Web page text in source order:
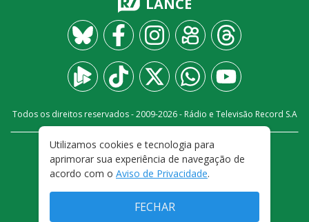
LANCE
Todos os direitos reservados - 2009-2026- Rádio e Televisão Record S.A
FALE CONOSCO
PRIVACIDADE
TERMOS E CONDIÇÕES DE USO
Utilizamos cookies e tecnologia para
aprimorar sua experiência de navegação de
acordo com o Aviso de Privacidade.
FECHAR